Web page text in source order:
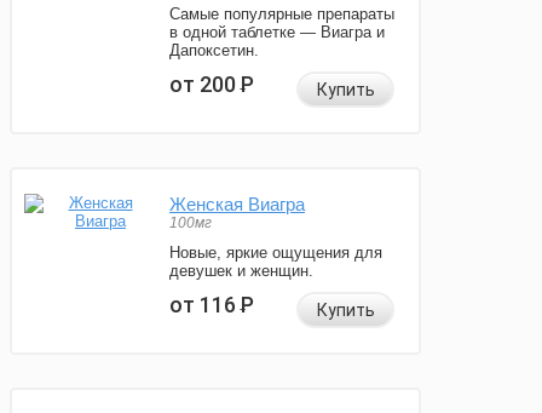
Самые популярные препараты
в одной таблетке — Виагра и
Дапоксетин.
от 200Р Купить
Женская Виагра
100мг
Новые, яркие ощущения для
девушек и женщин.
от 116Р Купить